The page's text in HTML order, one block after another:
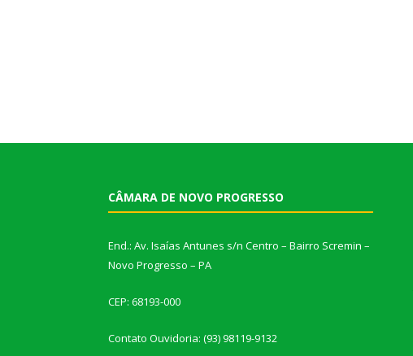
CÂMARA DE NOVO PROGRESSO
End.: Av. Isaías Antunes s/n Centro – Bairro Scremin –
Novo Progresso – PA
CEP: 68193-000
Contato Ouvidoria: (93) 98119-9132